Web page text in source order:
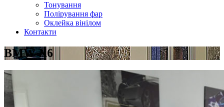
Тонування
Полірування фар
Оклейка вінілом
Контакти
BMW X6